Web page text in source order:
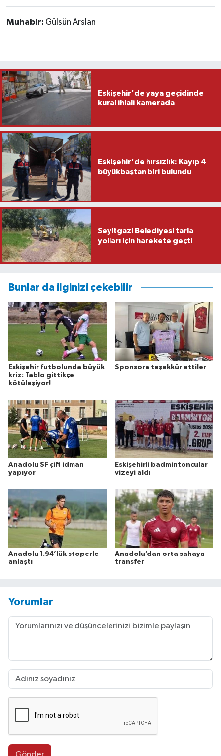
Muhabir: Gülsün Arslan
Eskişehir'de yaya geçidinde
kural ihlali kamerada
Eskişehir'de hırsızlık: Kayıp 4
büyükbaştan biri bulundu
Seyitgazi Belediyesi tarla
yolları için harekete geçti
Bunlar da ilginizi çekebilir
Eskişehir futbolunda büyük
kriz: Tablo gittikçe
kötüleşiyor!
Sponsora teşekkür ettiler
Anadolu SF çift idman
yapıyor
Eskişehirli badmintoncular
vizeyi aldı
Anadolu 1.94’lük stoperle
anlaştı
Anadolu’dan orta sahaya
transfer
Yorumlar
Gönder